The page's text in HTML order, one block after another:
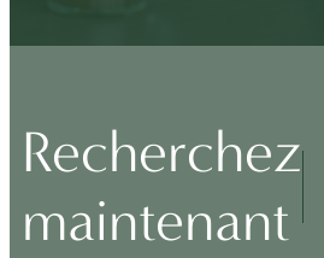
Recherchez
maintenant